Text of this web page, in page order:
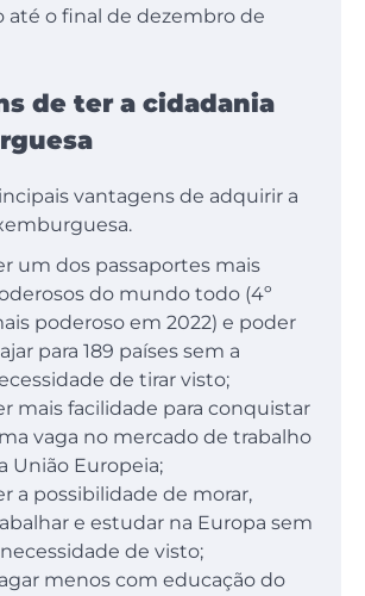
até o final de dezembro de
de ter a cidadania
vantagens de adquirir a
um dos passaportes mais
do mundo todo (4º
poderoso em 2022) e poder
para 189 países sem a
de tirar visto;
mais facilidade para conquistar
vaga no mercado de trabalho
União Europeia;
a possibilidade de morar,
e estudar na Europa sem
de visto;
menos com educação do